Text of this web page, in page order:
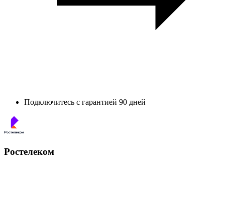
Подключитесь с гарантией 90 дней
Ростелеком